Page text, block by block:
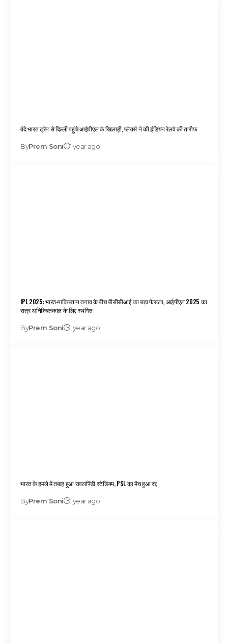
वंदे भारत ट्रेन से दिल्ली पहुंचे आईपीएल के खिलाड़ी, प्लेयर्स ने की इंडियन रेलवे की तारीफ
ByPrem Soni 1 year ago
IPL 2025: भारत-पाकिस्तान तनाव के बीच बीसीसीआई का बड़ा फैसला, आईपीएल 2025 का
सत्र अनिश्चितकाल के लिए स्थगित
ByPrem Soni 1 year ago
भारत के हमले में तबाह हुआ रावलपिंडी स्टेडियम, PSL का मैच हुआ रद्द
ByPrem Soni 1 year ago